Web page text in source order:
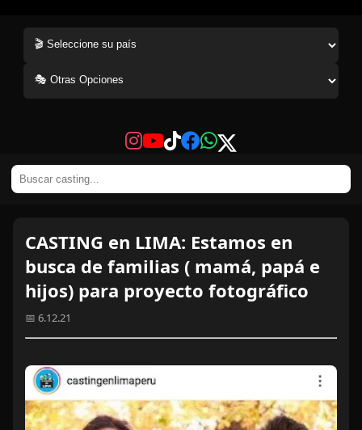
CASTING en LIMA: Estamos en
busca de familias ( mamá, papá e
hijos) para proyecto fotográfico
📅 6.12.21